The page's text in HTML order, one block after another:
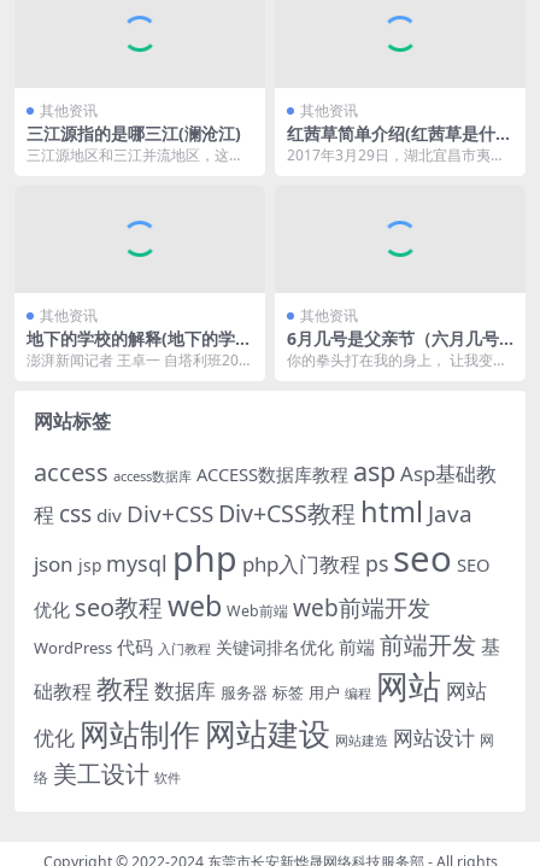
其他资讯
三江源指的是哪三江(澜沧江)
三江源地区和三江并流地区，这两
其他资讯
红茜草简单介绍(红茜草是什么
样的)
2017年3月29日，湖北宜昌市夷陵
其他资讯
地下的学校的解释(地下的学校
指的是什么)
澎湃新闻记者 王卓一 自塔利班202
其他资讯
6月几号是父亲节（六月几号
是父亲节啊）
你的拳头打在我的身上， 让我变得
网站标签
access access数据库 ACCESS数据库教程 asp Asp基础教
程 css div Div+CSS Div+CSS教程 html Java
json jsp mysql php php入门教程 ps seo SEO
优化 seo教程web Web前端 web前端开发
WordPress 代码 入门教程 关键词排名优化 前端 前端开发 基
础教程 教程 数据库 服务器 标签 用户 编程 网站 网站
优化 网站制作 网站建设 网站建造 网站设计 网
络 美工设计 软件
Copyright © 2022-2024 东莞市长安新烨晟网络科技服务部- All rights